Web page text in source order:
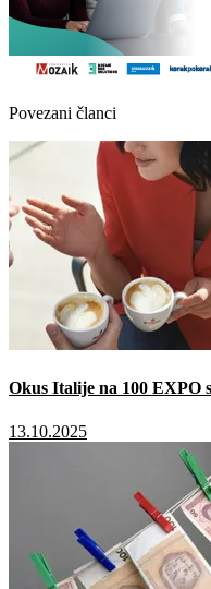
Povezani članci
Okus Italije na 100 EXPO
13.10.2025